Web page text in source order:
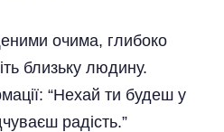
очима, глибоко
близьку людину.
“Нехай ти будеш у
радість.”